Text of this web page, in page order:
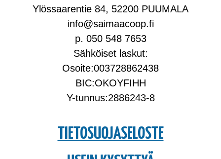
Ylössaarentie 84, 52200 PUUMALA
info@saimaacoop.fi
p. 050 548 7653
Sähköiset laskut:
Osoite:003728862438
BIC:OKOYFIHH
Y-tunnus:2886243-8
TIETOSUOJASELOSTE